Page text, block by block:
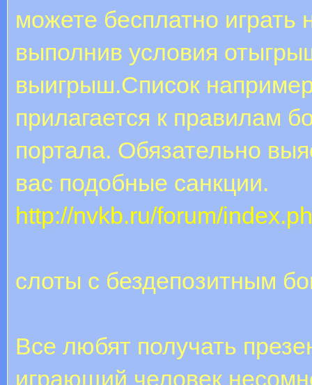
можете бесплатно играть
выполнив условия
выигрыш.Список
прилагается к правилам
портала. Обязательно
вас подобные санкции.
http://nvkb.ru/forum/
слоты с бездепозитным
Все любят получать
играющий человек